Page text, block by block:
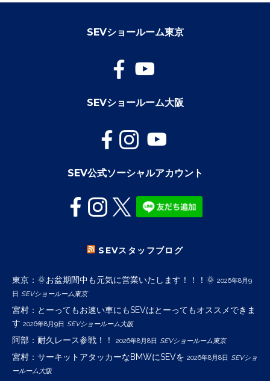
SEVショールーム東京
SEVショールーム大阪
SEV公式ソーシャルアカウント
SEVスタッフブログ
東京：🌞お盆期間中も元気に営業いたします！！！🌞 2026年8月9
日 SEVショールーム東京
宮村：とーってもお速い車にもSEVはとーってもオススメできま
す 2026年8月9日 SEVショールーム大阪
阿部：耐久レース参戦！！ 2026年8月8日 SEVショールーム東京
宮村：サーキットアタッカーなBMWにSEVを 2026年8月8日 SEVショ
ールーム大阪